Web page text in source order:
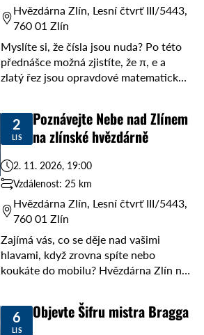
Hvězdárna Zlín, Lesní čtvrť III/5443,
760 01 Zlín
Myslíte si, že čísla jsou nuda? Po této
přednášce možná zjistíte, že π, e a
zlatý řez jsou opravdové matematické
2
LIS
Poznávejte Nebe nad Zlínem
na zlínské hvězdárně
2. 11. 2026, 19:00
Vzdálenost: 25 km
Hvězdárna Zlín, Lesní čtvrť III/5443,
760 01 Zlín
Zajímá vás, co se děje nad vašimi
hlavami, když zrovna spíte nebo
koukáte do mobilu? Hvězdárna Zlín na
vesmírnou jízdu! V pondělí
2.11.2026 ...
6
LIS
Objevte Šifru mistra Bragga